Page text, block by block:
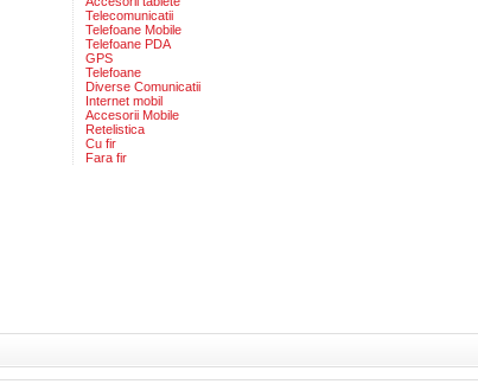
Telecomunicatii
Telefoane Mobile
Telefoane PDA
GPS
Telefoane
Diverse Comunicatii
Internet mobil
Accesorii Mobile
Retelistica
Cu fir
Fara fir